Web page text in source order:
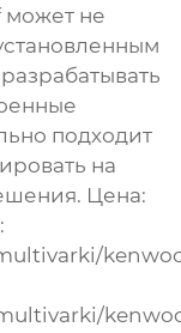
может не
подходит
на
Цена: